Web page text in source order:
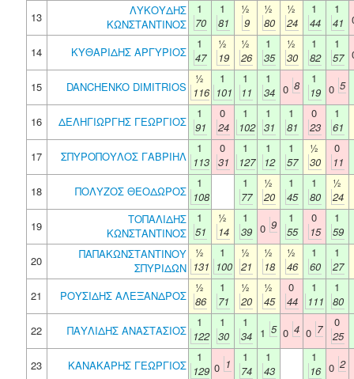
13
ΛΥΚΟΥΔΗΣ
ΚΩΝΣΤΑΝΤΙΝΟΣ
1
70
1
81
½
9
½
80
½
24
1
44
1
41
14 ΚΥΘΑΡΙΔΗΣ ΑΡΓΥΡΙΟΣ
1
47
½
19
½
26
1
35
½
30
1
82
1
57
15 DANCHENKO DIMITRIOS
½
116
1
101
1
11
1
34 0 8
1
19 0 5
16 ΔΕΛΗΓΙΩΡΓΗΣ ΓΕΩΡΓΙΟΣ
1
91
0
24
1
102
1
31
1
81
0
23
1
61
17
ΣΠΥΡΟΠΟΥΛΟΣ ΓΑΒΡΙΗΛ
1
113
0
31
1
127
1
12
1
57
½
30
0
11
18
ΠΟΛΥΖΟΣ ΘΕΟΔΩΡΟΣ
1
108
1
77
½
20
1
45
1
80
½
24
19
ΤΟΠΑΛΙΔΗΣ
ΚΩΝΣΤΑΝΤΙΝΟΣ
1
51
½
14
1
39 0 9
1
55
0
15
1
59
20
ΠΑΠΑΚΩΝΣΤΑΝΤΙΝΟΥ
ΣΠΥΡΙΔΩΝ
½
131
1
100
½
21
½
18
½
46
1
60
1
27
21
ΡΟΥΣΙΔΗΣ ΑΛΕΞΑΝΔΡΟΣ
½
86
1
71
½
20
½
45
0
44
1
111
1
80
22
ΠΑΥΛΙΔΗΣ ΑΝΑΣΤΑΣΙΟΣ
1
122
1
30
1
34 1 5 0 4 0 7
0
25
23
ΚΑΝΑΚΑΡΗΣ ΓΕΩΡΓΙΟΣ
1
129 0 1
1
74
1
43
1
16 0 2